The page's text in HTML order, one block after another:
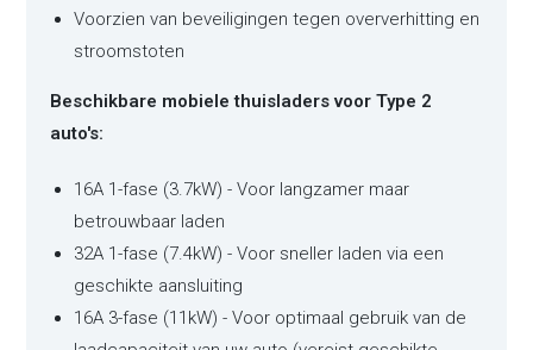
Voorzien van beveiligingen tegen oververhitting en
stroomstoten
Beschikbare mobiele thuisladers voor Type 2
auto's:
16A 1-fase (3.7kW) - Voor langzamer maar
betrouwbaar laden
32A 1-fase (7.4kW) - Voor sneller laden via een
geschikte aansluiting
16A 3-fase (11kW) - Voor optimaal gebruik van de